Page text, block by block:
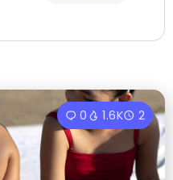
0 1.6K 2